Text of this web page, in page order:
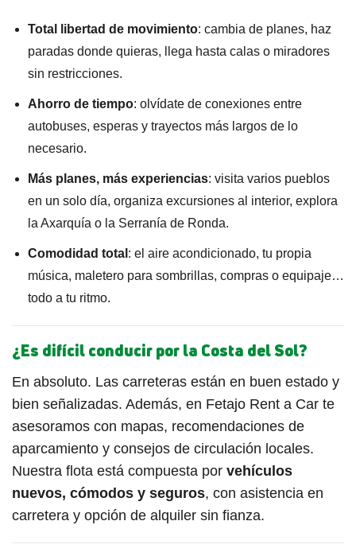
Total libertad de movimiento: cambia de planes, haz
paradas donde quieras, llega hasta calas o miradores
sin restricciones.
Ahorro de tiempo: olvídate de conexiones entre
autobuses, esperas y trayectos más largos de lo
necesario.
Más planes, más experiencias: visita varios pueblos
en un solo día, organiza excursiones al interior, explora
la Axarquía o la Serranía de Ronda.
Comodidad total : el aire acondicionado, tu propia
música, maletero para sombrillas, compras o equipaje…
todo a tu ritmo.
¿Es difícil conducir por la Costa del Sol?
En absoluto. Las carreteras están en buen estado y
bien señalizadas. Además, en Fetajo Rent a Car te
asesoramos con mapas, recomendaciones de
aparcamiento y consejos de circulación locales.
Nuestra flota está compuesta por vehículos
nuevos, cómodos y seguros, con asistencia en
carretera y opción de alquiler sin fianza.